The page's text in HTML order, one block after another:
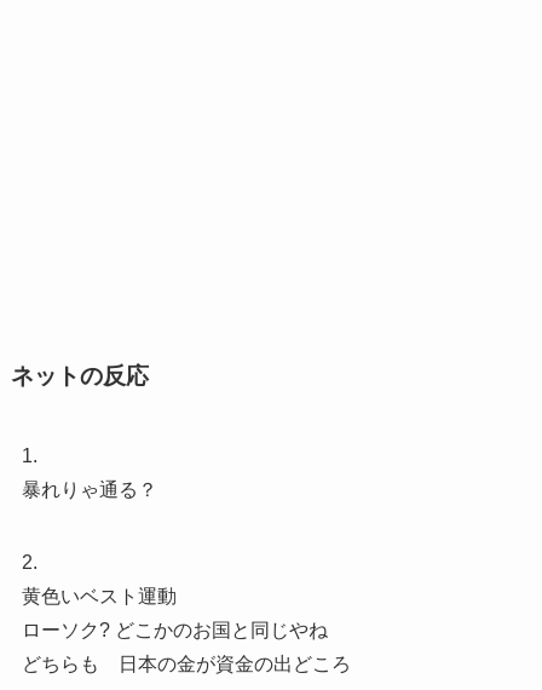
ネットの反応
1.
暴れりゃ通る？
2.
黄色いベスト運動
ローソク? どこかのお国と同じやね
どちらも 日本の金が資金の出どころ